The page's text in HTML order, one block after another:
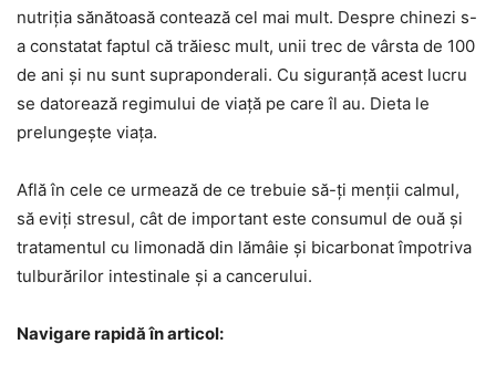
nutriția sănătoasă contează cel mai mult. Despre chinezi s-
a constatat faptul că trăiesc mult, unii trec de vârsta de 100
de ani și nu sunt supraponderali. Cu siguranță acest lucru
se datorează regimului de viață pe care îl au. Dieta le
prelungește viața.
Află în cele ce urmează de ce trebuie să-ți menții calmul,
să eviți stresul, cât de important este consumul de ouă și
tratamentul cu limonadă din lămâie și bicarbonat împotriva
tulburărilor intestinale și a cancerului.
Navigare rapidă în articol: